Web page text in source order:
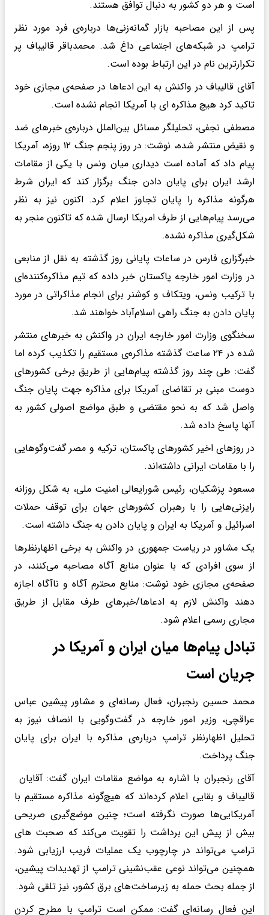
است و هر دو کشور به دنبال توافق هستند.
پس از این مصاحبه بازار گمانه‌زنی‌ها درباره‌ی فرد مورد نظر
ترامپ در شبکه‌های اجتماعی داغ شد. محمدباقر قالیباف پر
تکرارترین نام در این ارتباط بوده است.
آقای قالیباف در واکنش به این ادعاها در صفحه‌ی مجازی خود
تاکید کرد هیچ مذاکره ای با آمریکا انجام نشده است.
مصطفی نجفی، تحلیلگر مسائل بین‌الملل درباره‌ی خبرهای ضد
و نقیض منتشر شده، نوشت: ‌در روز پنجم جنگ ۱۲ روزه، آمریکا
پیام داد که آماده است دیداری میان ونس با یکی از مقامات
ارشد ایران برای پایان دادن جنگ برگزار کند که ایران شرط
هرگونه مذاکره را پایان تجاوز اعلام کرد. اکنون نیز به نظر
می‌رسد پیام‌هایی از طرف امریکا ارسال شده که تاکنون منجر به
شکل‌گیری مذاکره نشده.
خبرگزاری فارس در ساعات پایانی روز گذشته به نقل از منابعی
در وزارت امور خارجه پاکستان خبر داده که تیم مذاکره‌کننده‌ای
با ترکیب ونس، ویتکاف و کوشنر برای انجام مذاکراتی در مورد
پایان دادن به جنگ راهی اسلام‌آباد خواهند شد.
سخنگوی وزارت امور خارجه ایران در واکنش به خبرهای منتشر
شده در ۲۴ ساعت گذشته مذاکره‌ی مستقیم را تکذیب کرده اما
گفت: طی چند روز گذشته پیام‌هایی از طریق برخی کشورهای
دوست مبنی بر تقاضای آمریکا برای مذاکره جهت پایان جنگ
واصل شد که به نحو مقتضی و طبق مواضع اصولی کشور به
آنها پاسخ داده شد.
در روزهای اخیر کشورهای پاکستان، ترکیه و مصر گفت‌وگوهایی
را با مقامات ایرانی داشته‌اند.
مسعود پزشکیان، رئیس شورایعالی امنیت ملی، به شکل روزانه
رایزنی‌هایی را با رهبران کشورهای جهان برای توقف حملات
اسرائیل و آمریکا به ایران و پایان دادن به جنگ داشته است.
یک مشاور در ریاست جمهوری در واکنش به برخی اظهارنظرها
از سوی افرادی که با عنوان منابع آگاه مصاحبه می‌کنند، در
صفحه‌ی مجازی خود نوشت: ‌منابع محترم آگاه و ناآگاه اجازه
دهند واکنش‌ لازم به ادعاها/خبرهای طرف مقابل از طریق
مجاری رسمی اعلام شود.
تبادل پیام‌ها میان ایران و آمریکا در
جریان است
محمد حسین رنجبران، فعال رسانه‌ای و مشاور پیشین عباس
عراقچی، وزیر امور خارجه در گفت‌وگویی با انصاف نیوز به
تحلیل اظهارنظر ترامپ درباره‌ی مذاکره با ایران برای پایان
جنگ پرداخت.
آقای رنجبران با اشاره به مواضع مقامات ایران گفت: آقایان
قالیباف و بقایی اعلام کرده‌اند که هیچ‌گونه مذاکره مستقیم با
آمریکایی‌ها صورت نگرفته است؛ چنین موضع‌گیری صریحی
بیش از پیش این برداشت را تقویت می‌کند که صحبت های
ترامپ می‌تواند در چارچوب یک عملیات فریب ارزیابی شود.
همچنین می‌تواند نوعی عقب‌نشینی ترامپ از تهدیدات پیشین،
از جمله بحث حمله به زیرساخت‌های برق کشور، نیز تلقی شود.
این فعال رسانه‌ای گفت: ممکن است ترامپ با مطرح کردن